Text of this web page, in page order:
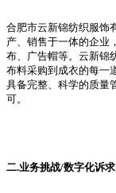
合肥市云新锦纺织服饰
产、销售于一体的企业
布、广告帽等。云新锦
布料采购到成衣的每一
具备完整、科学的质量
可。
二.业务挑战/数字化诉求